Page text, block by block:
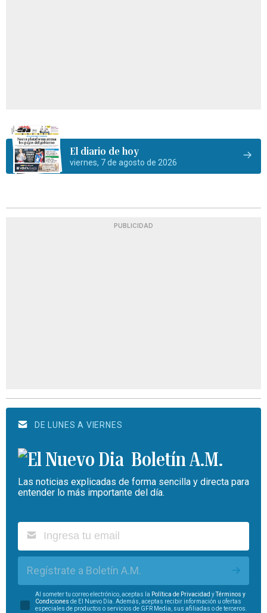
El diario de hoy
viernes, 7 de agosto de 2026
PUBLICIDAD
DE LUNES A VIERNES
Boletín A.M.
Las noticias explicadas de forma sencilla y directa para
entender lo más importante del día.
Regístrate a Boletín A.M.
Al someter tu correo electrónico, aceptas la Política de Privacidad yTérminos y
Condiciones de El Nuevo Día. Además, aceptas recibir información u ofertas
especiales de productos o servicios de GFR Media, sus afiliadas o de terceros.